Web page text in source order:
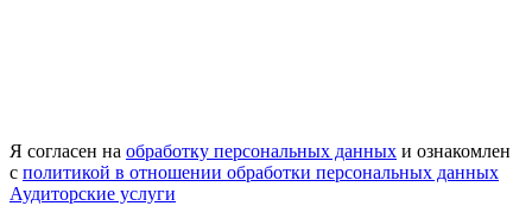
Я согласен на обработку персональных данных и ознакомлен
с политикой в отношении обработки персональных данных
Аудиторские услуги